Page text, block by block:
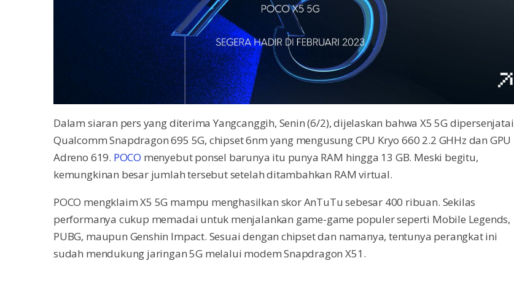
Dalam siaran pers yang diterima Yangcanggih, Senin (6/2), dijelaskan bahwa X5 5G dipersenjatai
Qualcomm Snapdragon 695 5G, chipset 6nm yang mengusung CPU Kryo 660 2.2 GHHz dan GPU
Adreno 619. POCO menyebut ponsel barunya itu punya RAM hingga 13 GB. Meski begitu,
kemungkinan besar jumlah tersebut setelah ditambahkan RAM virtual.
POCO mengklaim X5 5G mampu menghasilkan skor AnTuTu sebesar 400 ribuan. Sekilas
performanya cukup memadai untuk menjalankan game-game populer seperti Mobile Legends,
PUBG, maupun Genshin Impact. Sesuai dengan chipset dan namanya, tentunya perangkat ini
sudah mendukung jaringan 5G melalui modem Snapdragon X51.